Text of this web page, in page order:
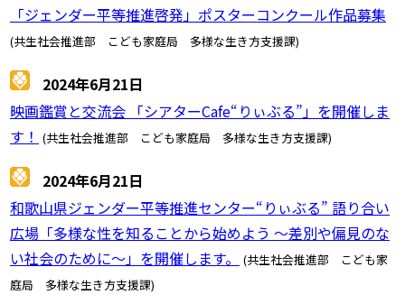
「ジェンダー平等推進啓発」ポスターコンクール作品募集
(共生社会推進部 こども家庭局 多様な生き方支援課)
2024年6月21日
映画鑑賞と交流会 「シアターCafe“りぃぶる”」を開催しま
す！ (共生社会推進部 こども家庭局 多様な生き方支援課)
2024年6月21日
和歌山県ジェンダー平等推進センター“りぃぶる” 語り合い
広場「多様な性を知ることから始めよう ～差別や偏見のな
い社会のために～」を開催します。
(共生社会推進部 こども家
庭局 多様な生き方支援課)